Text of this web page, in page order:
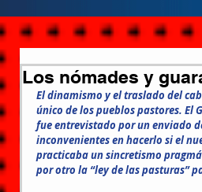
Los nómades y
El dinamismo y el traslado del
único de los pueblos pastores. El
fue entrevistado por un enviado
inconvenientes en hacerlo si el
practicaba un sincretismo
por otro la “ley de las pasturas”